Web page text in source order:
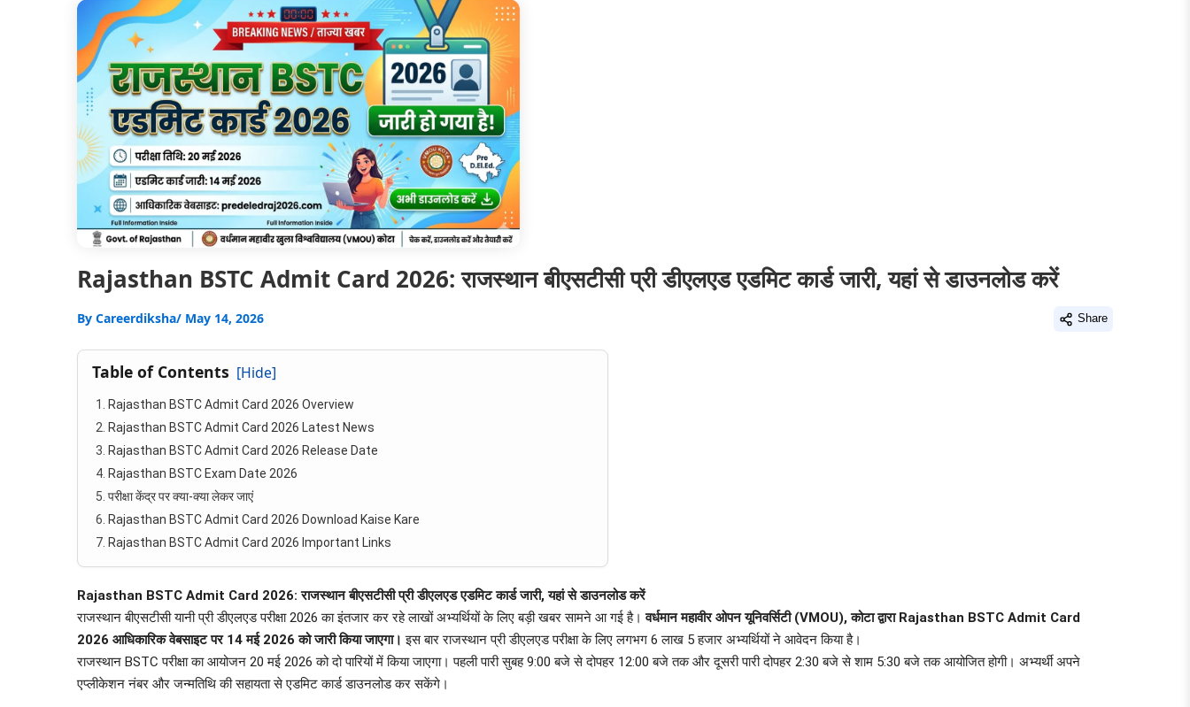
Rajasthan BSTC Admit Card 2026: राजस्थान बीएसटीसी प्री डीएलएड एडमिट कार्ड जारी, यहां से डाउनलोड करें
By Careerdiksha/ May 14, 2026 Share
Table of Contents [Hide]
Rajasthan BSTC Admit Card 2026 Overview
Rajasthan BSTC Admit Card 2026 Latest News
Rajasthan BSTC Admit Card 2026 Release Date
Rajasthan BSTC Exam Date 2026
परीक्षा केंद्र पर क्या-क्या लेकर जाएं
Rajasthan BSTC Admit Card 2026 Download Kaise Kare
Rajasthan BSTC Admit Card 2026 Important Links
Rajasthan BSTC Admit Card 2026: राजस्थान बीएसटीसी प्री डीएलएड एडमिट कार्ड जारी, यहां से डाउनलोड करें
राजस्थान बीएसटीसी यानी प्री डीएलएड परीक्षा 2026 का इंतजार कर रहे लाखों अभ्यर्थियों के लिए बड़ी खबर सामने आ गई है।वर्धमान महावीर ओपन यूनिवर्सिटी (VMOU), कोटा द्वारा Rajasthan BSTC Admit Card
2026 आधिकारिक वेबसाइट पर 14 मई 2026 को जारी किया जाएगा। इस बार राजस्थान प्री डीएलएड परीक्षा के लिए लगभग 6 लाख 5 हजार अभ्यर्थियों ने आवेदन किया है।
राजस्थान BSTC परीक्षा का आयोजन 20 मई 2026 को दो पारियों में किया जाएगा। पहली पारी सुबह 9:00 बजे से दोपहर 12:00 बजे तक और दूसरी पारी दोपहर 2:30 बजे से शाम 5:30 बजे तक आयोजित होगी। अभ्यर्थी अपने
एप्लीकेशन नंबर और जन्मतिथि की सहायता से एडमिट कार्ड डाउनलोड कर सकेंगे।